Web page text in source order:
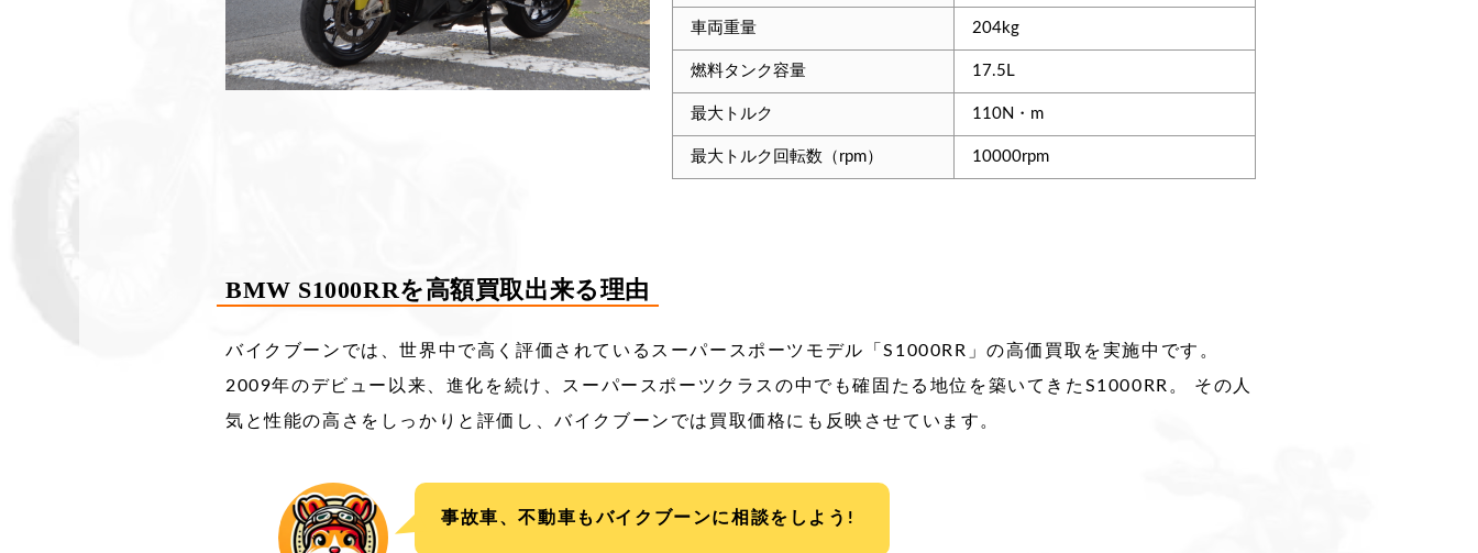
車両重量 204kg
燃料タンク容量 17.5L
最大トルク 110N・m
最大トルク回転数（rpm） 10000rpm
BMW S1000RRを高額買取出来る理由
バイクブーンでは、世界中で高く評価されているスーパースポーツモデル「S1000RR」の高価買取を実施中です。
2009年のデビュー以来、進化を続け、スーパースポーツクラスの中でも確固たる地位を築いてきたS1000RR。 その人
気と性能の高さをしっかりと評価し、バイクブーンでは買取価格にも反映させています。
事故車、不動車もバイクブーンに相談をしよう!